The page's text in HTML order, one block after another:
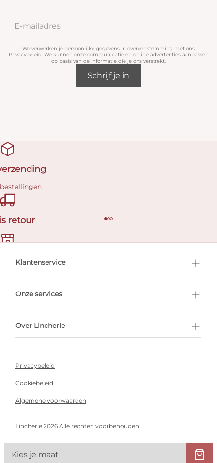
Kies je maat
We verwerken je persoonlijke gegevens in overeenstemming met ons
Privacybeleid. We kunnen onze communicatie en online advertenties aanpassen
op basis van de informatie die je ons verstrekt.
Schrijf je in
retour
afspraak
Klantenservice
Onze services
Over Lincherie
Privacybeleid
Cookiebeleid
Algemene voorwaarden
Lincherie 2026 Alle rechten voorbehouden